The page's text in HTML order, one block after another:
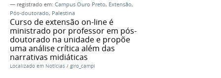
— registrado em: Campus Ouro Preto, Extensão,
Pós-doutorado, Palestina
Curso de extensão on-line é
ministrado por professor em pós-
doutorado na unidade e propõe
uma análise crítica além das
narrativas midiáticas
Localizado em Notícias / giro_campi